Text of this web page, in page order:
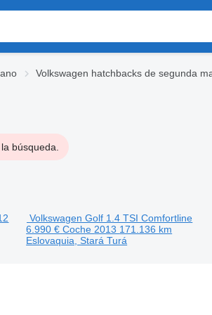
Volkswagen hatchbacks de segunda
búsqueda.
Volkswagen Golf 1.4 TSI Comfortline
6.990 € Coche 2013 171.136 km
Eslovaquia, Stará Turá